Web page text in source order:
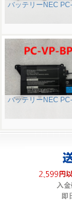
バッテリーNEC
バッテリーNEC